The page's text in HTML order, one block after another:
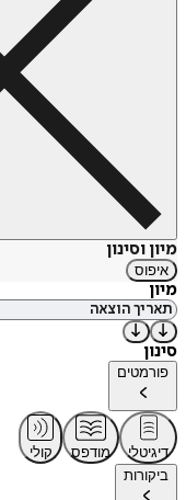
מיון וסינון
איפוס
מיון
סינון
פורמטים
דיגיטלי מודפס
קולי
ביקורות